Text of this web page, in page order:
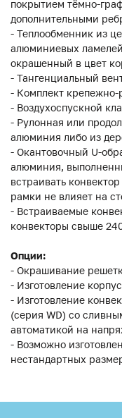
покрытием тёмно-
дополнительными
- Теплообменник из
алюминиевых
окрашенный в цвет
- Тангенциальный
- Комплект
- Воздухоспускной
- Рулонная или
алюминия либо из
- Окантовочный U-
алюминия,
встраивать
рамки не влияет на
- Встраиваемые
конвекторы свыше
Опции:
- Окрашивание
- Изготовление
- Изготовление
(серия WD) со
автоматикой на
- Возможно
нестандартных